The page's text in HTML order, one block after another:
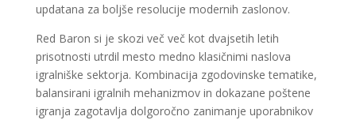
updatana za boljše resolucije modernih zaslonov.
Red Baron si je skozi več več kot dvajsetih letih
prisotnosti utrdil mesto medno klasičnimi naslova
igralniške sektorja. Kombinacija zgodovinske tematike,
balansirani igralnih mehanizmov in dokazane poštene
igranja zagotavlja dolgoročno zanimanje uporabnikov